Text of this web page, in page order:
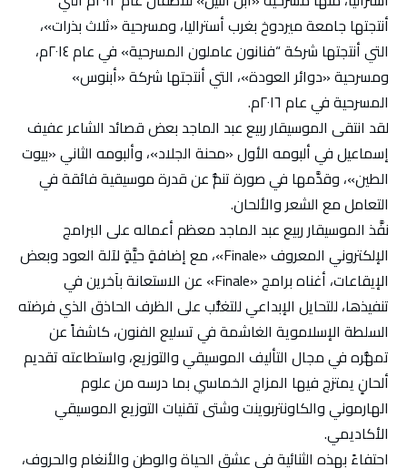
أنتجتها جامعة ميردوخ بغرب أستراليا، ومسرحية «ثلاث بذرات»،
التي أنتجتها شركة “فنانون عاملون المسرحية» في عام ٢٠١٤م،
ومسرحية «دوائر العودة»، التي أنتجتها شركة «أبنوس»
المسرحية في عام ٢٠١٦م.
لقد انتقى الموسيقار ربيع عبد الماجد بعض قصائد الشاعر عفيف
إسماعيل في ألبومه الأول «محنة الجلاد»، وألبومه الثاني «بيوت
الطين»، وقدَّمها في صورة تنمُّ عن قدرة موسيقية فائقة في
التعامل مع الشعر والألحان.
نفَّذ الموسيقار ربيع عبد الماجد معظم أعماله على البرامج
الإلكتروني المعروف «Finale»، مع إضافةٍ حيَّةٍ لآلة العود وبعض
الإيقاعات، أغناه برامج «Finale» عن الاستعانة بآخرين في
تنفيذها، للتحايل الإبداعي للتغلُّب على الظرف الحاذق الذي فرضته
السلطة الإسلاموية الغاشمة في تسليع الفنون، كاشفاً عن
تمهُّره في مجال التأليف الموسيقي والتوزيع، واستطاعته تقديم
ألحانٍ يمتزج فيها المزاج الخماسي بما درسه من علوم
الهارموني والكاونتربوينت وشتى تقنيات التوزيع الموسيقي
الأكاديمي.
احتفاءً بهذه الثنائية في عشق الحياة والوطن والأنغام والحروف،